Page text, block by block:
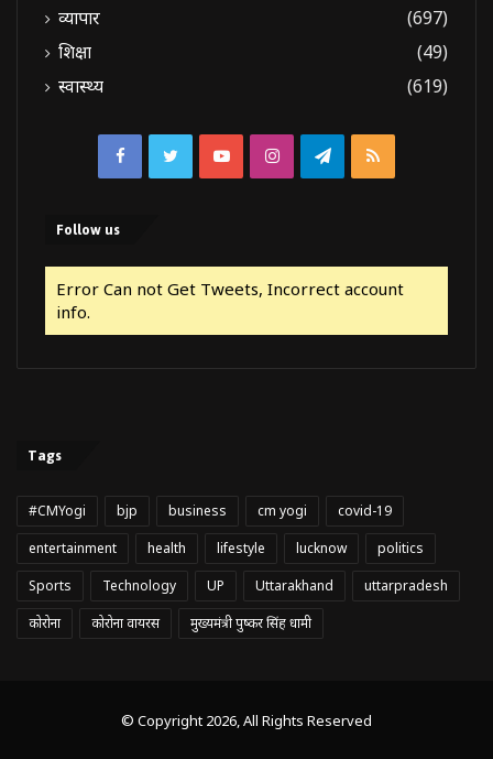
व्यापार
(697)
शिक्षा
(49)
स्वास्थ्य
(619)
FacebookTwitterYouTubeInstagramTelegram
RSS
Follow us
Error Can not Get Tweets, Incorrect account
info.
Tags
#CMYogi bjp business cm yogi
covid-19
entertainment
health lifestyle lucknow
politics
Sports
Technology UP Uttarakhand
uttarpradesh
कोरोना
कोरोना वायरस मुख्यमंत्री पुष्कर सिंह धामी
© Copyright 2026, All Rights Reserved